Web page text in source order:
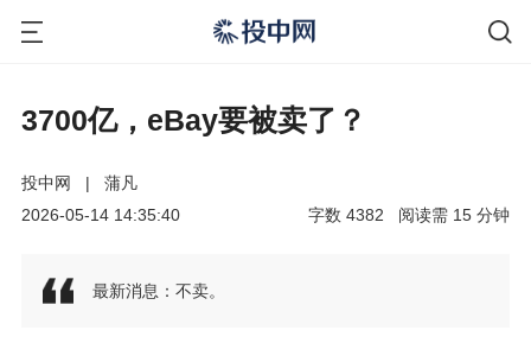
3700亿，eBay要被卖了？
投中网 |
蒲凡
2026-05-14 14:35:40
分钟
15
阅读需
4382
字数
最新消息：不卖。